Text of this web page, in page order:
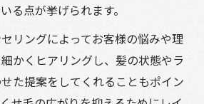
る点が挙げられます。
リングによってお客様の悩みや理
かくヒアリングし、髪の状態やラ
た提案をしてくれることもポイン